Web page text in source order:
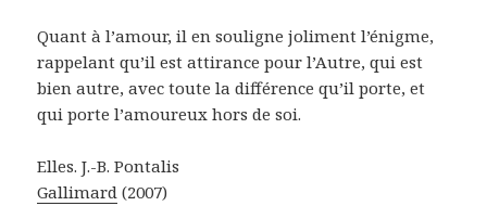
Quant à l’amour, il en souligne joliment l’énigme,
rappelant qu’il est attirance pour l’Autre, qui est
bien autre, avec toute la différence qu’il porte, et
qui porte l’amoureux hors de soi.
Elles. J.-B. Pontalis
Gallimard (2007)